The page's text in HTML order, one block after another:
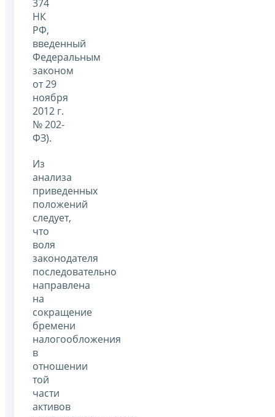
374
НК
РФ,
введенный
Федеральным
законом
от 29
ноября
2012 г.
№ 202-
ФЗ).
Из
анализа
приведенных
положений
следует,
что
воля
законодателя
последовательно
направлена
на
сокращение
бремени
налогообложения
в
отношении
той
части
активов